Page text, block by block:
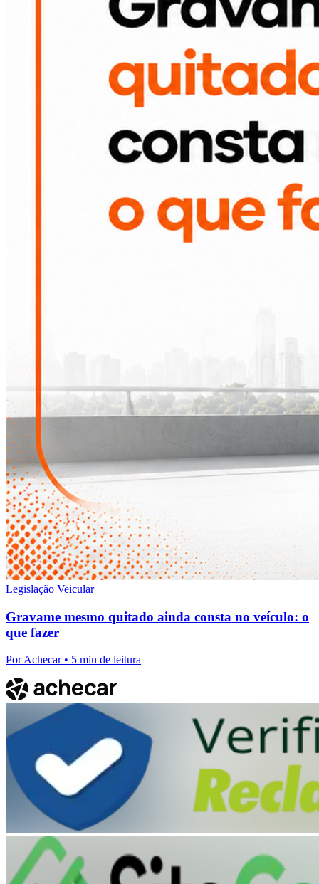
Legislação Veicular
Gravame mesmo quitado ainda consta no veículo: o
que fazer
PorAchecar• 5 min de leitura